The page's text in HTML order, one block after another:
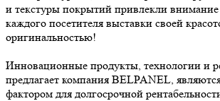
и текстуры покрытий привлекли внимание
каждого посетителя выставки своей
оригинальностью!
Инновационные продукты, технологии и
предлагает компания BELPANEL,
фактором для долгосрочной